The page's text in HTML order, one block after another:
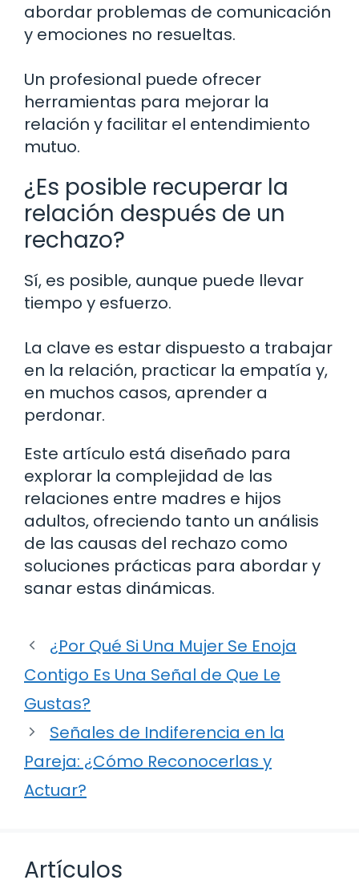
abordar problemas de comunicación
y emociones no resueltas.
Un profesional puede ofrecer
herramientas para mejorar la
relación y facilitar el entendimiento
mutuo.
¿Es posible recuperar la
relación después de un
rechazo?
Sí, es posible, aunque puede llevar
tiempo y esfuerzo.
La clave es estar dispuesto a trabajar
en la relación, practicar la empatía y,
en muchos casos, aprender a
perdonar.
Este artículo está diseñado para
explorar la complejidad de las
relaciones entre madres e hijos
adultos, ofreciendo tanto un análisis
de las causas del rechazo como
soluciones prácticas para abordar y
sanar estas dinámicas.
¿Por Qué Si Una Mujer Se Enoja
Contigo Es Una Señal de Que Le
Gustas?
Señales de Indiferencia en la
Pareja: ¿Cómo Reconocerlas y
Actuar?
Artículos